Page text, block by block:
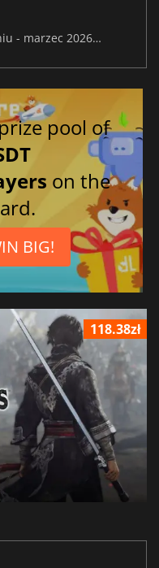
Premiery gier wideo w tym tygodniu - marzec 2026 (tydzień 12)
pool of
on the
BIG!
118.38zł